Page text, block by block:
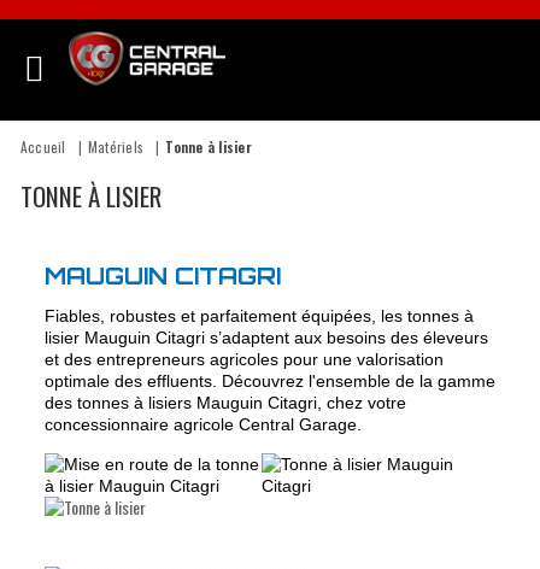
Accueil Matériels Tonne à lisier
TONNE À LISIER
MAUGUIN CITAGRI
Fiables, robustes et parfaitement équipées, les tonnes à
lisier Mauguin Citagri s’adaptent aux besoins des éleveurs
et des entrepreneurs agricoles pour une valorisation
optimale des effluents. Découvrez l'ensemble de la gamme
des tonnes à lisiers Mauguin Citagri, chez votre
concessionnaire agricole Central Garage.